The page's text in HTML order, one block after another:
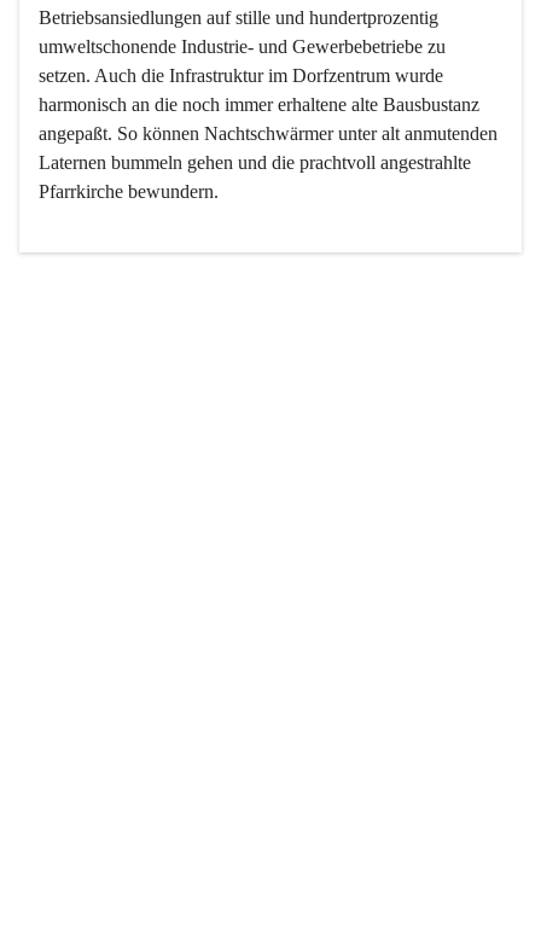
Betriebsansiedlungen auf stille und hundertprozentig
umweltschonende Industrie- und Gewerbebetriebe zu
setzen. Auch die Infrastruktur im Dorfzentrum wurde
harmonisch an die noch immer erhaltene alte Bausbustanz
angepaßt. So können Nachtschwärmer unter alt anmutenden
Laternen bummeln gehen und die prachtvoll angestrahlte
Pfarrkirche bewundern.
Der Weinbau dominert heute nicht mehr, ist aber integrativer